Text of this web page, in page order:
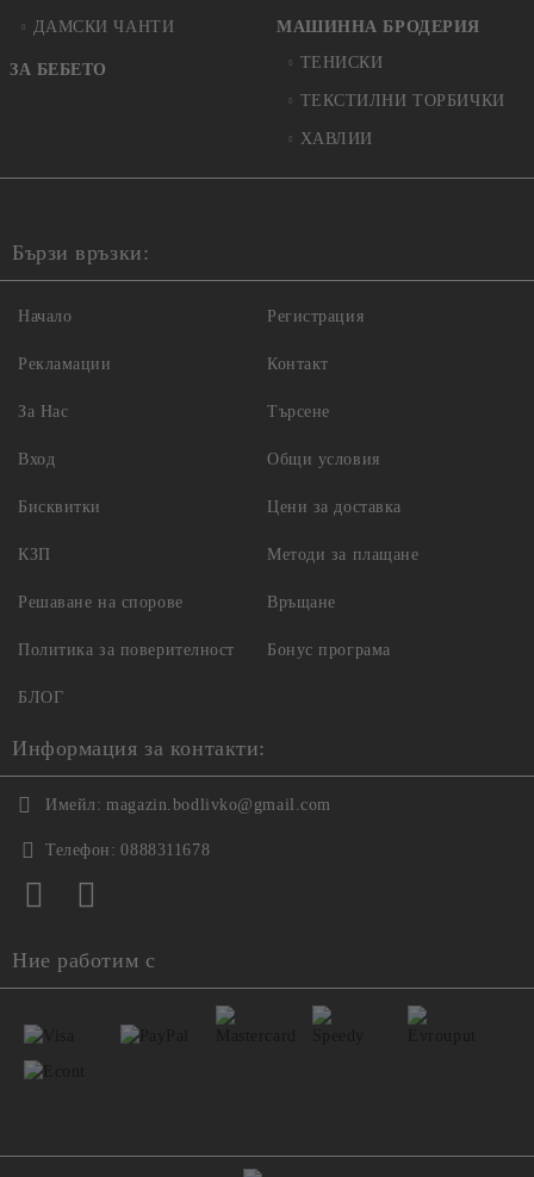
ДАМСКИ ЧАНТИ
ЗА БЕБЕТО
МАШИННА БРОДЕРИЯ
ТЕНИСКИ
ТЕКСТИЛНИ ТОРБИЧКИ
ХАВЛИИ
Бързи връзки:
Начало
Рекламации
За Нас
Вход
Регистрация
Контакт
Търсене
Общи условия
Бисквитки
КЗП
Решаване на спорове
Политика за поверителност
Цени за доставка
Методи за плащане
Връщане
Бонус програма
БЛОГ
Информация за контакти:
Имейл: magazin.bodlivko@gmail.com
Телефон: 0888311678
Ние работим с